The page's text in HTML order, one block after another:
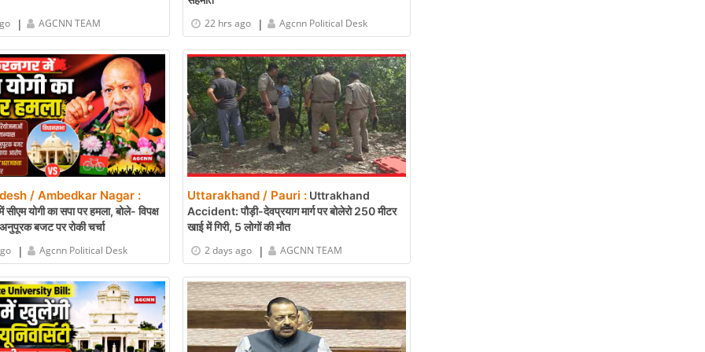
| AGCNN TEAM
22 hrs ago
| Agcnn Political Desk
/ Ambedkar Nagar :
योगी का सपा पर हमला, बोले- विपक्ष
बजट पर रोकी चर्चा
| Agcnn Political Desk
Uttarakhand / Pauri : Uttrakhand
Accident: पौड़ी-देवप्रयाग मार्ग पर बोलेरो 250 मीटर
खाई में गिरी, 5 लोगों की मौत
2 days ago
| AGCNN TEAM